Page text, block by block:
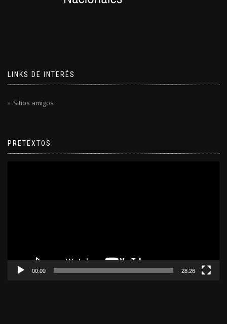
LINKS DE INTERÉS
Sitios amigos
PRETEXTOS
00:00 28:26